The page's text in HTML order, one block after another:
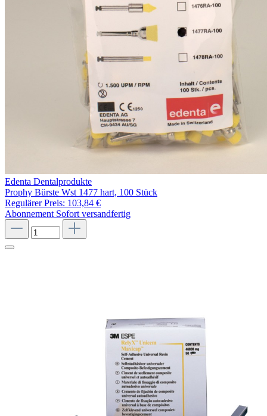
Edenta Dentalprodukte
Prophy Bürste Wst 1477 hart, 100 Stück
Regulärer Preis: 103,84 €
Abonnement Sofort versandfertig